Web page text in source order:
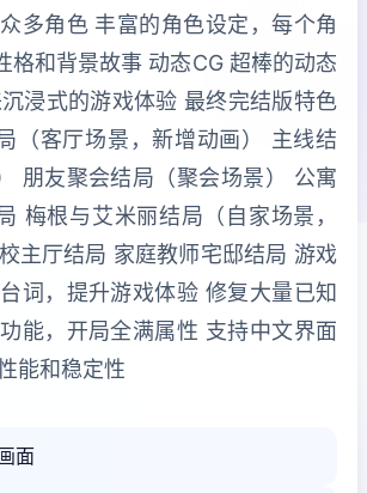
多角色 丰富的角色设定，每个角
格和背景故事 动态CG 超棒的动态
浸式的游戏体验 最终完结版特色
（客厅场景，新增动画） 主线结
朋友聚会结局（聚会场景） 公寓
梅根与艾米丽结局（自家场景，
主厅结局 家庭教师宅邸结局 游戏
词，提升游戏体验 修复大量已知
能，开局全满属性 支持中文界面
能和稳定性
面